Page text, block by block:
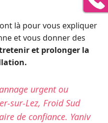
là pour vous expliquer
et vous donner des
et prolonger la
urgent ou
sur-Lez, Froid Sud
de confiance. Yaniv